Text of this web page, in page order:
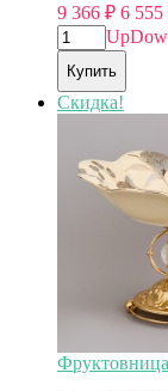
9 366 ₽ 6 555
Up
Купить
Скидка!